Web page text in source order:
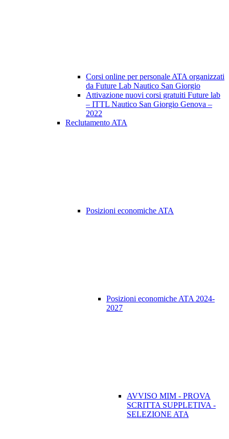
Corsi online per personale ATA organizzati
da Future Lab Nautico San Giorgio
Attivazione nuovi corsi gratuiti Future lab
– ITTL Nautico San Giorgio Genova –
2022
Reclutamento ATA
Posizioni economiche ATA
Posizioni economiche ATA 2024-
2027
AVVISO MIM - PROVA
SCRITTA SUPPLETIVA -
SELEZIONE ATA